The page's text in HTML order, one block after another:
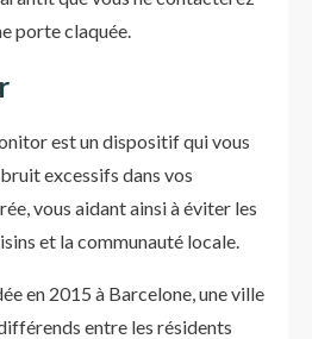
porte claquée.
est un dispositif qui vous
excessifs dans vos
vous aidant ainsi à éviter les
et la communauté locale.
en 2015 à Barcelone, une ville
entre les résidents